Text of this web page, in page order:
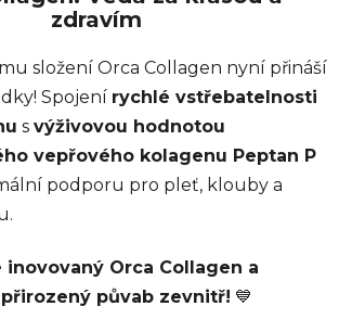
zdravím
složení Orca Collagen nyní přináší
Spojení rychlé vstřebatelnosti
s výživovou hodnotou
vepřového kolagenu Peptan P
podporu pro pleť, klouby a
Orca Collagen a
půvab zevnitř! 💙